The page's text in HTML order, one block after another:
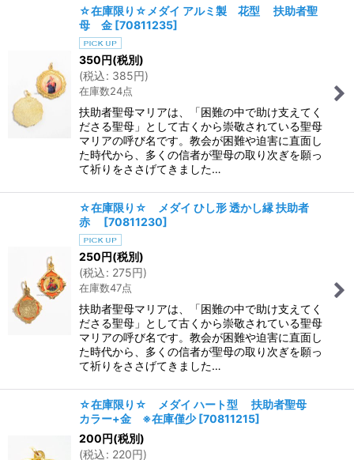
☆在庫限り☆メダイ アルミ製 花型 扶助者聖
母 金 [70811235]
350円(税別)
(税込: 385円)
在庫数24点
扶助者聖母マリアは、「困難の中で助け支えてく
ださる聖母」として古くから崇敬されている聖母
マリアの呼び名です。教会が困難や迫害に直面し
た時代から、多くの信者が聖母の取り次ぎを願っ
て祈りをささげてきました…
☆在庫限り☆ メダイ ひし形 透かし縁 扶助者
赤
[70811230]
250円(税別)
(税込: 275円)
在庫数47点
扶助者聖母マリアは、「困難の中で助け支えてく
ださる聖母」として古くから崇敬されている聖母
マリアの呼び名です。教会が困難や迫害に直面し
た時代から、多くの信者が聖母の取り次ぎを願っ
て祈りをささげてきました…
☆在庫限り☆ メダイ ハート型 扶助者聖母
カラー+金 ※在庫僅少 [70811215]
200円(税別)
(税込: 220円)